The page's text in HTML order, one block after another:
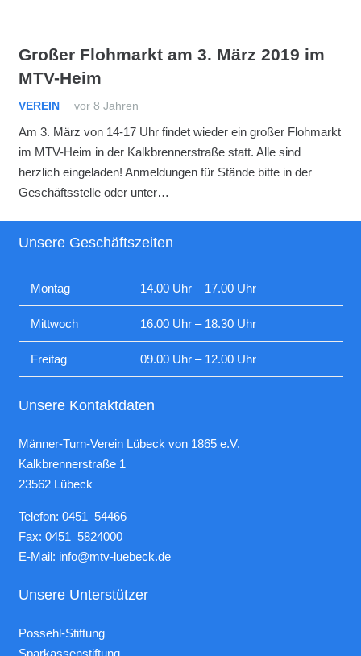
Großer Flohmarkt am 3. März 2019 im
MTV-Heim
VEREIN vor 8 Jahren
Am 3. März von 14-17 Uhr findet wieder ein großer Flohmarkt
im MTV-Heim in der Kalkbrennerstraße statt. Alle sind
herzlich eingeladen! Anmeldungen für Stände bitte in der
Geschäftsstelle oder unter…
Unsere Geschäftszeiten
Montag 14.00 Uhr – 17.00 Uhr
Mittwoch 16.00 Uhr – 18.30 Uhr
Freitag 09.00 Uhr – 12.00 Uhr
Unsere Kontaktdaten
Männer-Turn-Verein Lübeck von 1865 e.V.
Kalkbrennerstraße 1
23562 Lübeck
Telefon: 0451 54466
Fax: 0451 5824000
E-Mail: info@mtv-luebeck.de
Unsere Unterstützer
Possehl-Stiftung
Sparkassenstiftung